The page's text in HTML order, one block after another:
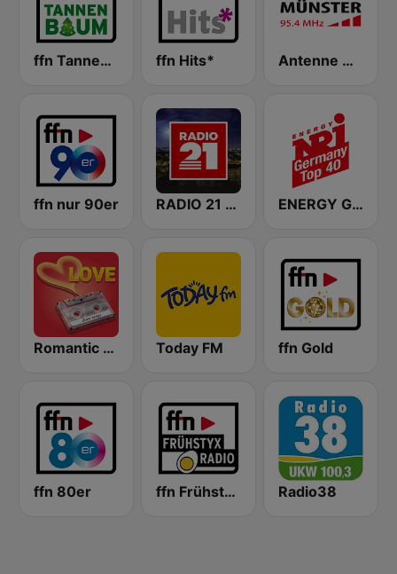
ffn Tannenbaum ffn Hits* Antenne Münster
ffn nur 90er RADIO 21 - Osnabrück ENERGY Germany Top 40
Romantic Vibes Today FM ffn Gold
ffn 80er ffn Frühstyxradio Radio38